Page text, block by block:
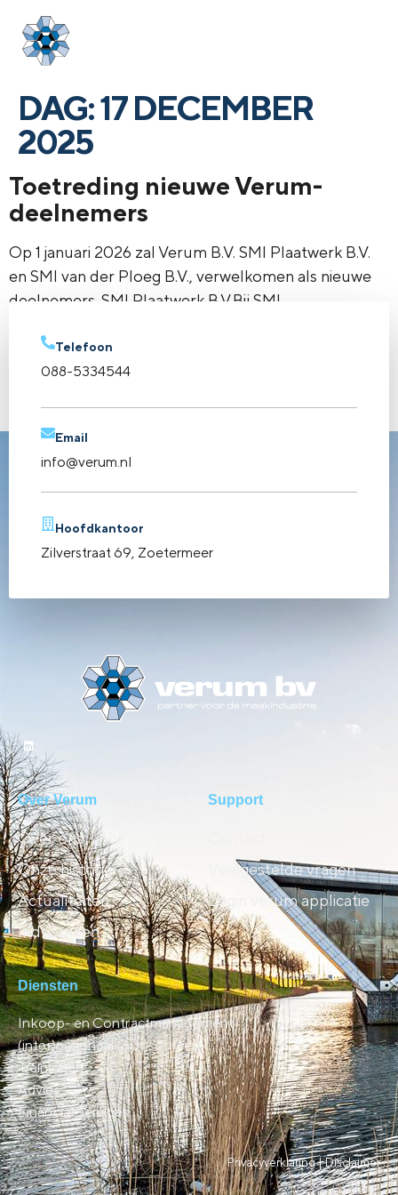
DAG:17 DECEMBER
2025
Toetreding nieuwe Verum-
deelnemers
Op 1 januari 2026 zal Verum B.V. SMI Plaatwerk B.V.
en SMI van der Ploeg B.V., verwelkomen als nieuwe
deelnemers. SMI Plaatwerk B.V.Bij SMI
vakmanschap van essentieel belang zijn als het gaat
om plaatwerk. Onze gespecialiseerde
Telefoon
088-5334544
Email
info@verum.nl
Hoofdkantoor
Zilverstraat 69, Zoetermeer
Over Verum
Over ons
Onze historie
Actualiteiten
Industrieën
Support
Veelgestelde vragen
Login verum applicatie
Diensten
Inkoop- en Contractmanagement
(inter)nationaal (out)sourcen
Trainingen
Advies
Financial Services
Privacyverklaring |Disclaimer